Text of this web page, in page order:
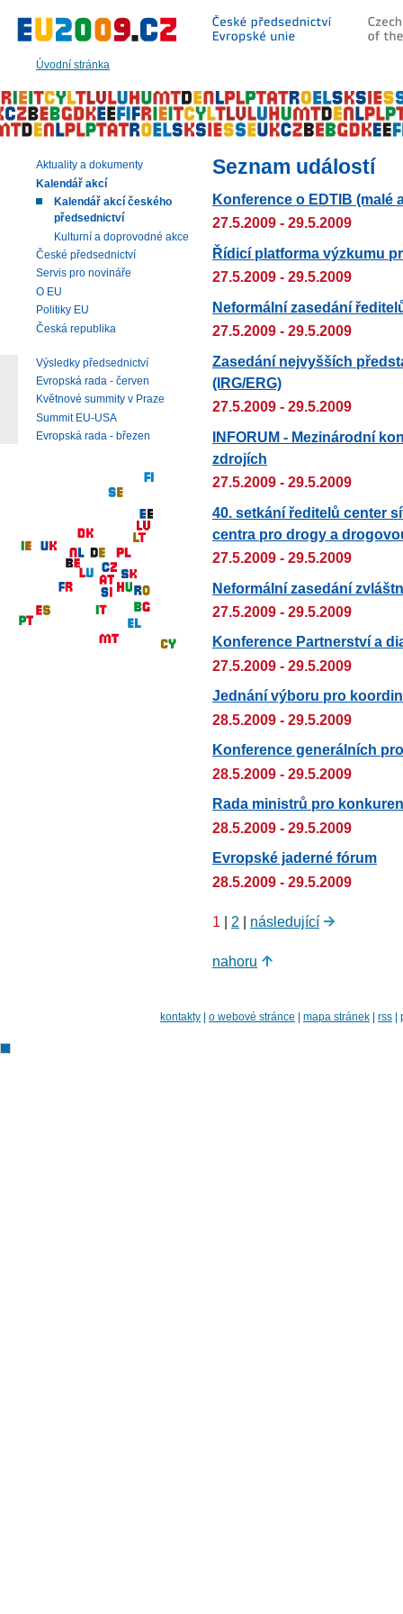
Úvodní stránka
hlavní
|
navigaci
|
vyhledávání
Seznam událostí
Konference o EDTIB (malé
27.5.2009 - 29.5.2009
Řídicí platforma výzkumu
27.5.2009 - 29.5.2009
Neformální zasedání
27.5.2009 - 29.5.2009
Zasedání nejvyšších
(IRG/ERG)
27.5.2009 - 29.5.2009
INFORUM - Mezinárodní
zdrojích
27.5.2009 - 29.5.2009
40. setkání ředitelů center
centra pro drogy a
27.5.2009 - 29.5.2009
Neformální zasedání
27.5.2009 - 29.5.2009
Konference Partnerství a
27.5.2009 - 29.5.2009
Jednání výboru pro
28.5.2009 - 29.5.2009
Konference generálních
28.5.2009 - 29.5.2009
Rada ministrů pro
28.5.2009 - 29.5.2009
Evropské jaderné fórum
28.5.2009 - 29.5.2009
1 | 2 | následující
nahoru
Aktuality a dokumenty
Kalendář akcí
Kalendář akcí českého
předsednictví
Kulturní a doprovodné akce
České předsednictví
Servis pro novináře
O EU
Politiky EU
Česká republika
Výsledky předsednictví
Evropská rada - červen
Květnové summity v Praze
Summit EU-USA
Evropská rada - březen
kontakty | o webové stránce | mapa stránek | rss |